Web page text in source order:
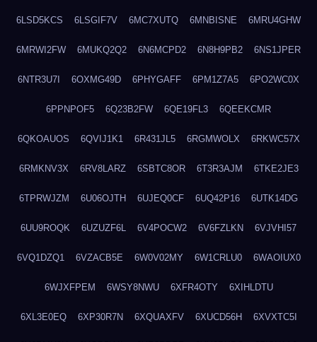
6LSD5KCS 6LSGIF7V 6MC7XUTQ 6MNBISNE 6MRU4GHW
6MRWI2FW 6MUKQ2Q2 6N6MCPD2 6N8H9PB2 6NS1JPER
6NTR3U7I 6OXMG49D 6PHYGAFF 6PM1Z7A5 6PO2WC0X
6PPNPOF5 6Q23B2FW 6QE19FL3 6QEEKCMR
6QKOAUOS 6QVIJ1K1 6R431JL5 6RGMWOLX 6RKWC57X
6RMKNV3X 6RV8LARZ 6SBTC8OR 6T3R3AJM 6TKE2JE3
6TPRWJZM 6U06OJTH 6UJEQ0CF 6UQ42P16 6UTK14DG
6UU9ROQK 6UZUZF6L 6V4POCW2 6V6FZLKN 6VJVHI57
6VQ1DZQ1 6VZACB5E 6W0V02MY 6W1CRLU0 6WAOIUX0
6WJXFPEM 6WSY8NWU 6XFR4OTY 6XIHLDTU
6XL3E0EQ 6XP30R7N 6XQUAXFV 6XUCD56H 6XVXTC5I